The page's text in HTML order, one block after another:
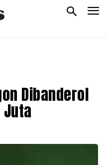
Dibanderol
Juta